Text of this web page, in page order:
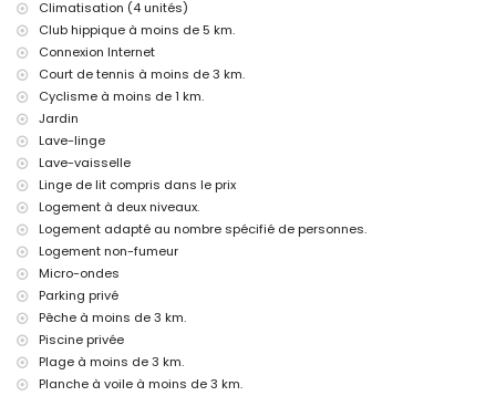
Deuxième aéroport le plus proche : Valence (> 100 kilomètres)
Fumer n'est pas autorisé
Animaux non admis
L'hébergement est très adapté pour les familles avec enfants
Installations et services inclus dans le prix de location de la villa
Fer et planche à repasser
Linge de lit et serviettes
Service de réception et service d'urgence 24 heures
Ping-pong
Chauffage central et climatisation
Installations et services avec supplément
Divertissements et activités de loisirs pour vos vacances à Jávea,
Costa Blanca
Discothèque, club, bar et promenade (Arenal Jávea) (à moins de 5
kilomètres de la maison)
Climatisation (4 unités)
Club hippique à moins de 5 km.
Connexion Internet
Court de tennis à moins de 3 km.
Cyclisme à moins de 1 km.
Jardin
Lave-linge
Lave-vaisselle
Linge de lit compris dans le prix
Logement à deux niveaux.
Logement adapté au nombre spécifié de personnes.
Logement non-fumeur
Micro-ondes
Parking privé
Pêche à moins de 3 km.
Piscine privée
Plage à moins de 3 km.
Planche à voile à moins de 3 km.